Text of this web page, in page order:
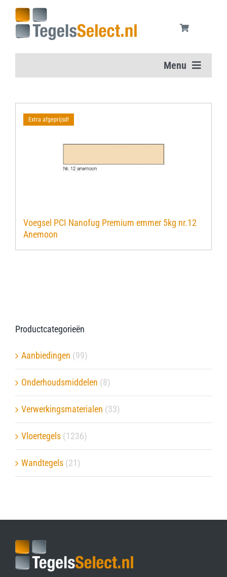
inhoud
Menu
Vloertegels
Onderhoudsmiddelen
Verwerkingsmaterialen
Extra afgeprijsd!
Voegsel PCI Nanofug Premium emmer 5kg nr.12
Anemoon
Productcategorieën
Aanbiedingen (99)
Onderhoudsmiddelen (8)
Verwerkingsmaterialen (33)
Vloertegels (1236)
Wandtegels (21)